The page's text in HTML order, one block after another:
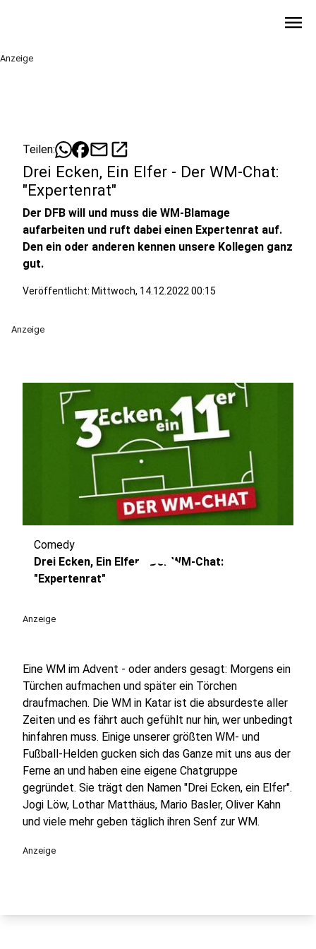
menu
Anzeige
Teilen: mailopen_in_new
Drei Ecken, Ein Elfer - Der WM-Chat:
"Expertenrat"
Der DFB will und muss die WM-Blamage
aufarbeiten und ruft dabei einen Expertenrat auf.
Den ein oder anderen kennen unsere Kollegen ganz
gut.
Veröffentlicht: Mittwoch, 14.12.2022 00:15
Anzeige
play_circle
Comedy
Drei Ecken, Ein Elfer - Der WM-Chat:
"Expertenrat"
Anzeige
Eine WM im Advent - oder anders gesagt: Morgens ein
Türchen aufmachen und später ein Törchen
draufmachen. Die WM in Katar ist die absurdeste aller
Zeiten und es fährt auch gefühlt nur hin, wer unbedingt
hinfahren muss. Einige unserer größten WM- und
Fußball-Helden gucken sich das Ganze mit uns aus der
Ferne an und haben eine eigene Chatgruppe
gegründet. Sie trägt den Namen "Drei Ecken, ein Elfer".
Jogi Löw, Lothar Matthäus, Mario Basler, Oliver Kahn
und viele mehr geben täglich ihren Senf zur WM.
Anzeige